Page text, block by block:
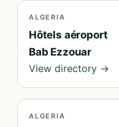
ALGERIA
Hôtels aéroport
Bab Ezzouar
View directory →
ALGERIA